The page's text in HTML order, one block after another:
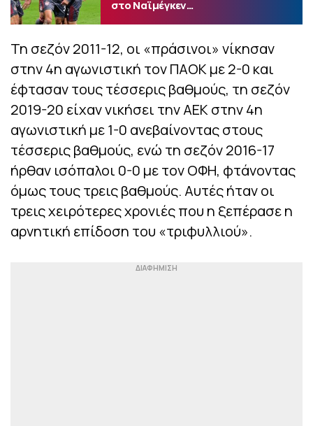
στο Ναϊμέγκεν…
Τη σεζόν 2011-12, οι «πράσινοι» νίκησαν
στην 4η αγωνιστική τον ΠΑΟΚ με 2-0 και
έφτασαν τους τέσσερις βαθμούς, τη σεζόν
2019-20 είχαν νικήσει την ΑΕΚ στην 4η
αγωνιστική με 1-0 ανεβαίνοντας στους
τέσσερις βαθμούς, ενώ τη σεζόν 2016-17
ήρθαν ισόπαλοι 0-0 με τον ΟΦΗ, φτάνοντας
όμως τους τρεις βαθμούς. Αυτές ήταν οι
τρεις χειρότερες χρονιές που η ξεπέρασε η
αρνητική επίδοση του «τριφυλλιού».